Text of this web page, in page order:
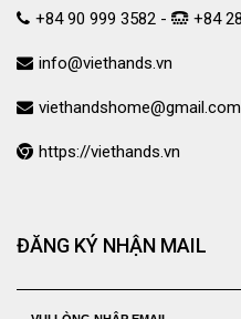
+84 90 999 3582 - +84
info@viethands.vn
viethandshome@gmail.com
https://viethands.vn
ĐĂNG KÝ NHẬN MAIL